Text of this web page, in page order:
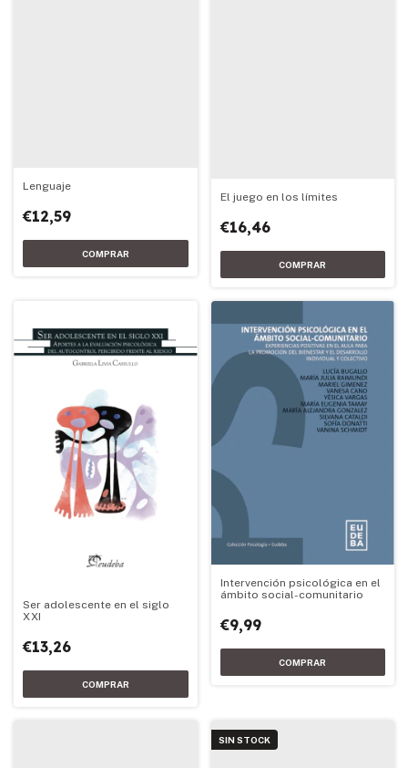
Lenguaje
€12,59
El juego en los límites
€16,46
Ser adolescente en el siglo
XXI
€13,26
Intervención psicológica en el
ámbito social-comunitario
€9,99
SIN STOCK